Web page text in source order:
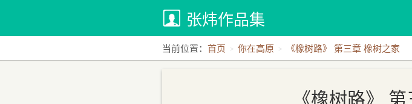
张炜作品集
当前位置： 首页 你在高原 《橡树路》 第三章 橡树之家
《橡树路》